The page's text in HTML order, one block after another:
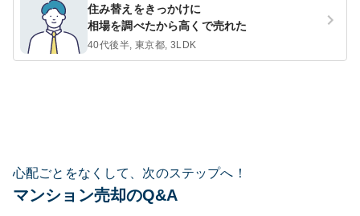
住み替えをきっかけに
相場を調べたから高くで売れた
40代後半, 東京都, 3LDK
心配ごとをなくして、次のステップへ！
マンション売却のQ&A